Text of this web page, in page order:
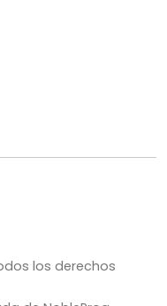
los derechos